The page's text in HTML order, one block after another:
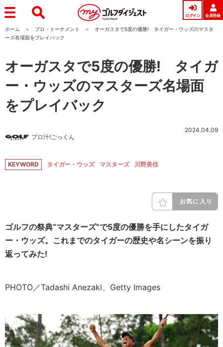
ログイン 会員登録
ホーム プロ・トーナメント
オーガスタで5度の優勝! タイガー・ウッズのマスタ
ーズ名場面をプレイバック
オーガスタで5度の優勝! タイガ
ー・ウッズのマスターズ名場面
をプレイバック
プロ汁!ごっくん
2024.04.09
KEYWORD タイガー・ウッズ マスターズ 川野美佳
お気に入り
ゴルフの祭典“マスターズ”で5度の優勝を手にしたタイガ
ー・ウッズ。これまでのタイガーの歴史や名シーンを振り
返ってみた!
PHOTO／Tadashi Anezaki、Getty Images